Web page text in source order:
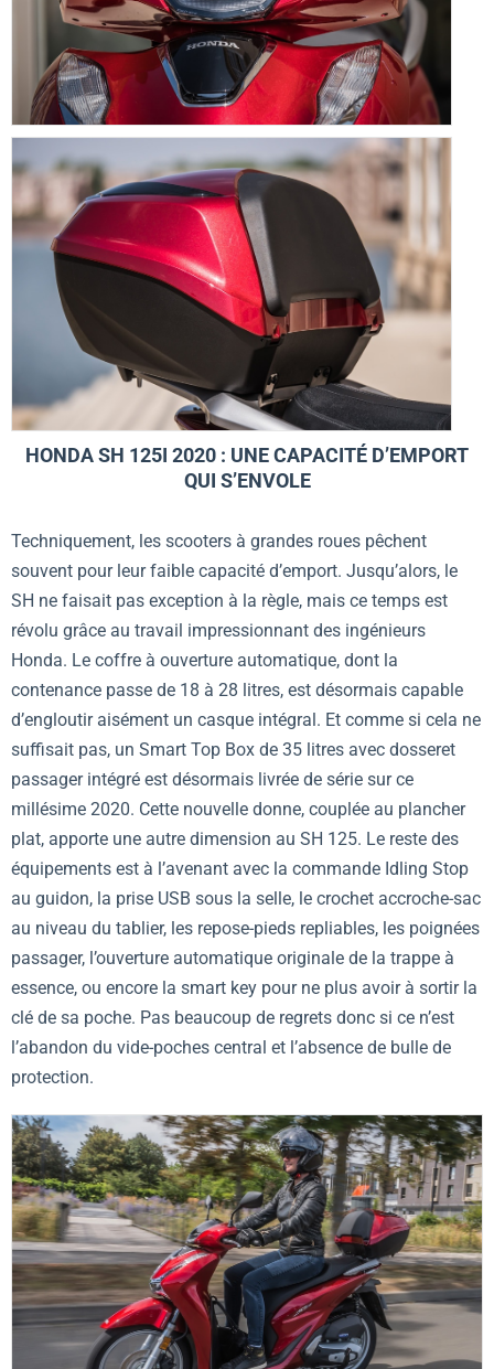
HONDA SH 125I 2020 : UNE CAPACITÉ D’EMPORT
QUI S’ENVOLE
Techniquement, les scooters à grandes roues pêchent
souvent pour leur faible capacité d’emport. Jusqu’alors, le
SH ne faisait pas exception à la règle, mais ce temps est
révolu grâce au travail impressionnant des ingénieurs
Honda. Le coffre à ouverture automatique, dont la
contenance passe de 18 à 28 litres, est désormais capable
d’engloutir aisément un casque intégral. Et comme si cela ne
suffisait pas, un Smart Top Box de 35 litres avec dosseret
passager intégré est désormais livrée de série sur ce
millésime 2020. Cette nouvelle donne, couplée au plancher
plat, apporte une autre dimension au SH 125. Le reste des
équipements est à l’avenant avec la commande Idling Stop
au guidon, la prise USB sous la selle, le crochet accroche-sac
au niveau du tablier, les repose-pieds repliables, les poignées
passager, l’ouverture automatique originale de la trappe à
essence, ou encore la smart key pour ne plus avoir à sortir la
clé de sa poche. Pas beaucoup de regrets donc si ce n’est
l’abandon du vide-poches central et l’absence de bulle de
protection.